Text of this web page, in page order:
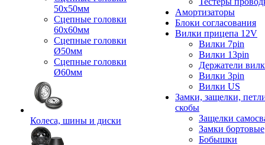
50x50мм
Сцепные головки
60x60мм
Сцепные головки
Ø50мм
Сцепные головки
Ø60мм
Колеса, шины и диски
Амортизаторы
Блоки согласования
Вилки прицепа 12V
Вилки 7pin
Вилки 13pin
Держатели
Вилки 3pin
Вилки US
Замки, защелки,
скобы
Защелки
Замки бортовые
Бобышки